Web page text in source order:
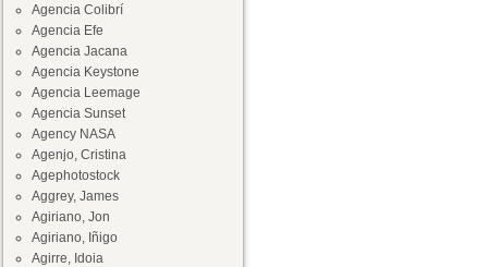
Agencia Colibrí
Agencia Efe
Agencia Jacana
Agencia Keystone
Agencia Leemage
Agencia Sunset
Agency NASA
Agenjo, Cristina
Agephotostock
Aggrey, James
Agiriano, Jon
Agiriano, Iñigo
Agirre, Idoia